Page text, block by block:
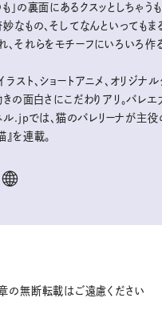
も」の裏面にあるクスッとしちゃう
妙なもの、そしてなんといっても
、それらをモチーフにいろいろ作
ラスト、ショートアニメ、オリジナ
きの面白さにこだわりアリ。バレエ
ル.jpでは、猫のバレリーナが主役
』を連載。
の無断転載はご遠慮ください